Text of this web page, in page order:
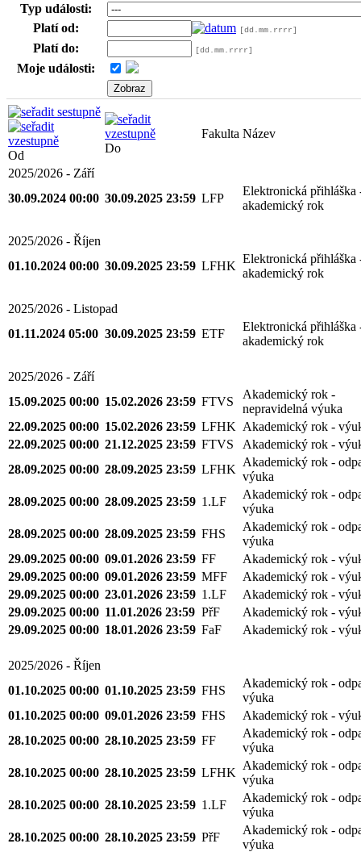
Typ události:
Platí od:
[dd.mm.rrrr]
Platí do: [dd.mm.rrrr]
Moje události:
Od
Do
Fakulta Název
2025/2026 - Září
30.09.2024 00:00 30.09.2025 23:59 LFP
Elektronická přihláška
akademický rok
2025/2026 - Říjen
01.10.2024 00:00 30.09.2025 23:59 LFHK
Elektronická přihláška
akademický rok
2025/2026 - Listopad
01.11.2024 05:00 30.09.2025 23:59 ETF
Elektronická přihláška
akademický rok
2025/2026 - Září
15.09.2025 00:00 15.02.2026 23:59 FTVS
Akademický rok -
nepravidelná výuka
22.09.2025 00:00 15.02.2026 23:59 LFHK Akademický rok -
22.09.2025 00:00 21.12.2025 23:59 FTVS
Akademický rok -
28.09.2025 00:00 28.09.2025 23:59 LFHK
Akademický rok -
výuka
28.09.2025 00:00 28.09.2025 23:59 1.LF
Akademický rok -
výuka
28.09.2025 00:00 28.09.2025 23:59 FHS
Akademický rok -
výuka
29.09.2025 00:00 09.01.2026 23:59 FF
Akademický rok -
29.09.2025 00:00 09.01.2026 23:59 MFF
Akademický rok -
29.09.2025 00:00 23.01.2026 23:59 1.LF
Akademický rok -
29.09.2025 00:00 11.01.2026 23:59 PřF
Akademický rok -
29.09.2025 00:00 18.01.2026 23:59 FaF Akademický rok -
2025/2026 - Říjen
01.10.2025 00:00 01.10.2025 23:59 FHS
Akademický rok -
výuka
01.10.2025 00:00 09.01.2026 23:59 FHS
Akademický rok -
28.10.2025 00:00 28.10.2025 23:59 FF
Akademický rok -
výuka
28.10.2025 00:00 28.10.2025 23:59 LFHK
Akademický rok -
výuka
28.10.2025 00:00 28.10.2025 23:59 1.LF
Akademický rok -
výuka
28.10.2025 00:00 28.10.2025 23:59 PřF
Akademický rok -
výuka